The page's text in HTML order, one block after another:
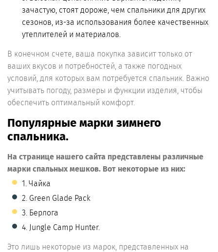
зачастую, стоят дороже, чем спальники для других
сезонов, из-за использования более качественных
утеплителей и материалов.
В конечном счете, ваша покупка зависит только от
ваших вкусов и потребностей, а также погодных
условий, для которых вам потребуется спальник. Важно
учитывать погоду, размеры и функции изделия, чтобы
обеспечить оптимальный комфорт.
Популярные марки зимнего
спальника.
На странице нашего сайта представлены различные
марки спальных мешков. Вот некоторые из них:
1. Чайка
2. Green Glade Pack
3. Берлога
4. Jungle Camp Hunter.
Это лишь некоторые из марок, представленных на